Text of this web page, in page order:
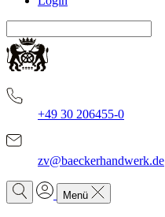
+49 30 206455-0
zv@baeckerhandwerk.de
Menü